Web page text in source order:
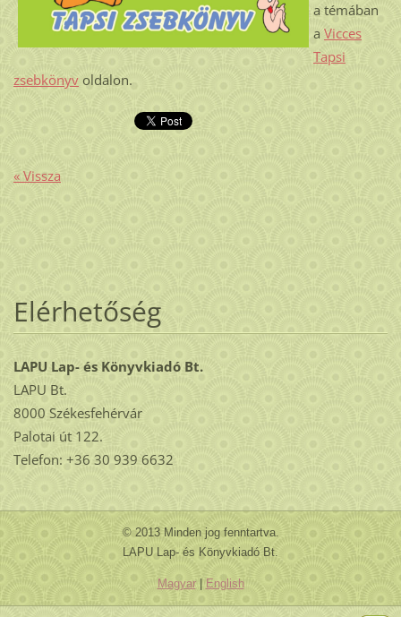
a témában
a Vicces
Tapsi
zsebkönyvoldalon.
« Vissza
Elérhetőség
LAPU Lap- és Könyvkiadó Bt.
LAPU Bt.
8000 Székesfehérvár
Palotai út 122.
Telefon: +36 30 939 6632
© 2013 Minden jog fenntartva.
LAPU Lap- és Könyvkiadó Bt.
Magyar| English